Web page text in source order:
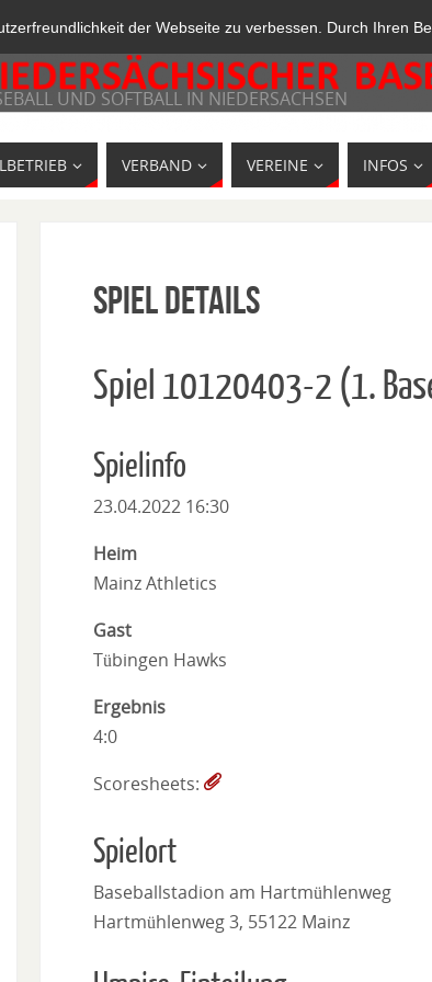
der Webseite zu verbessen. Durch Ihren
UND SOFTBALL IN NIEDERSACHSEN
VERBAND VEREINE INFOS
Spiel Details
Spiel 10120403-2 (1.
Spielinfo
23.04.2022 16:30
Heim
Mainz Athletics
Gast
Tübingen Hawks
Ergebnis
4:0
Scoresheets:
Spielort
Baseballstadion am Hartmühlenweg
Hartmühlenweg 3, 55122 Mainz